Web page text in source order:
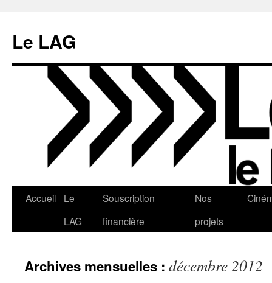
contenu
Le LAG
Accueil
Le
LAG
Souscription
financière
Nos
projets
Archives mensuelles : décembre 2012